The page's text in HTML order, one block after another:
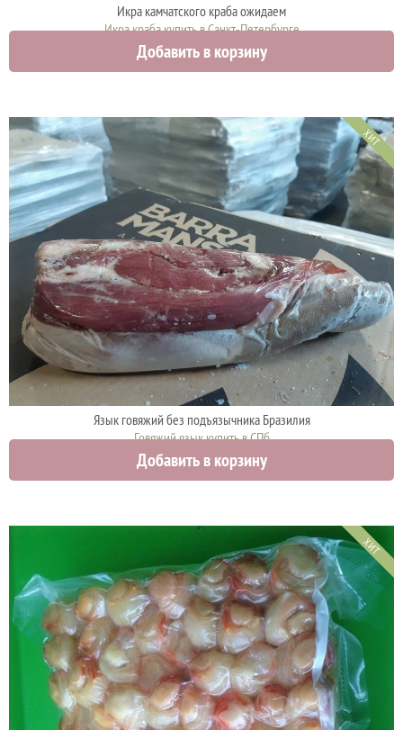
Икра камчатского краба ожидаем
Икра краба купить в Санкт-Петербурге
0 руб.
Добавить в корзину
ХИТ
Язык говяжий без подъязычника Бразилия
Говяжий язык купить в СПб
1290 руб.
Добавить в корзину
ХИТ